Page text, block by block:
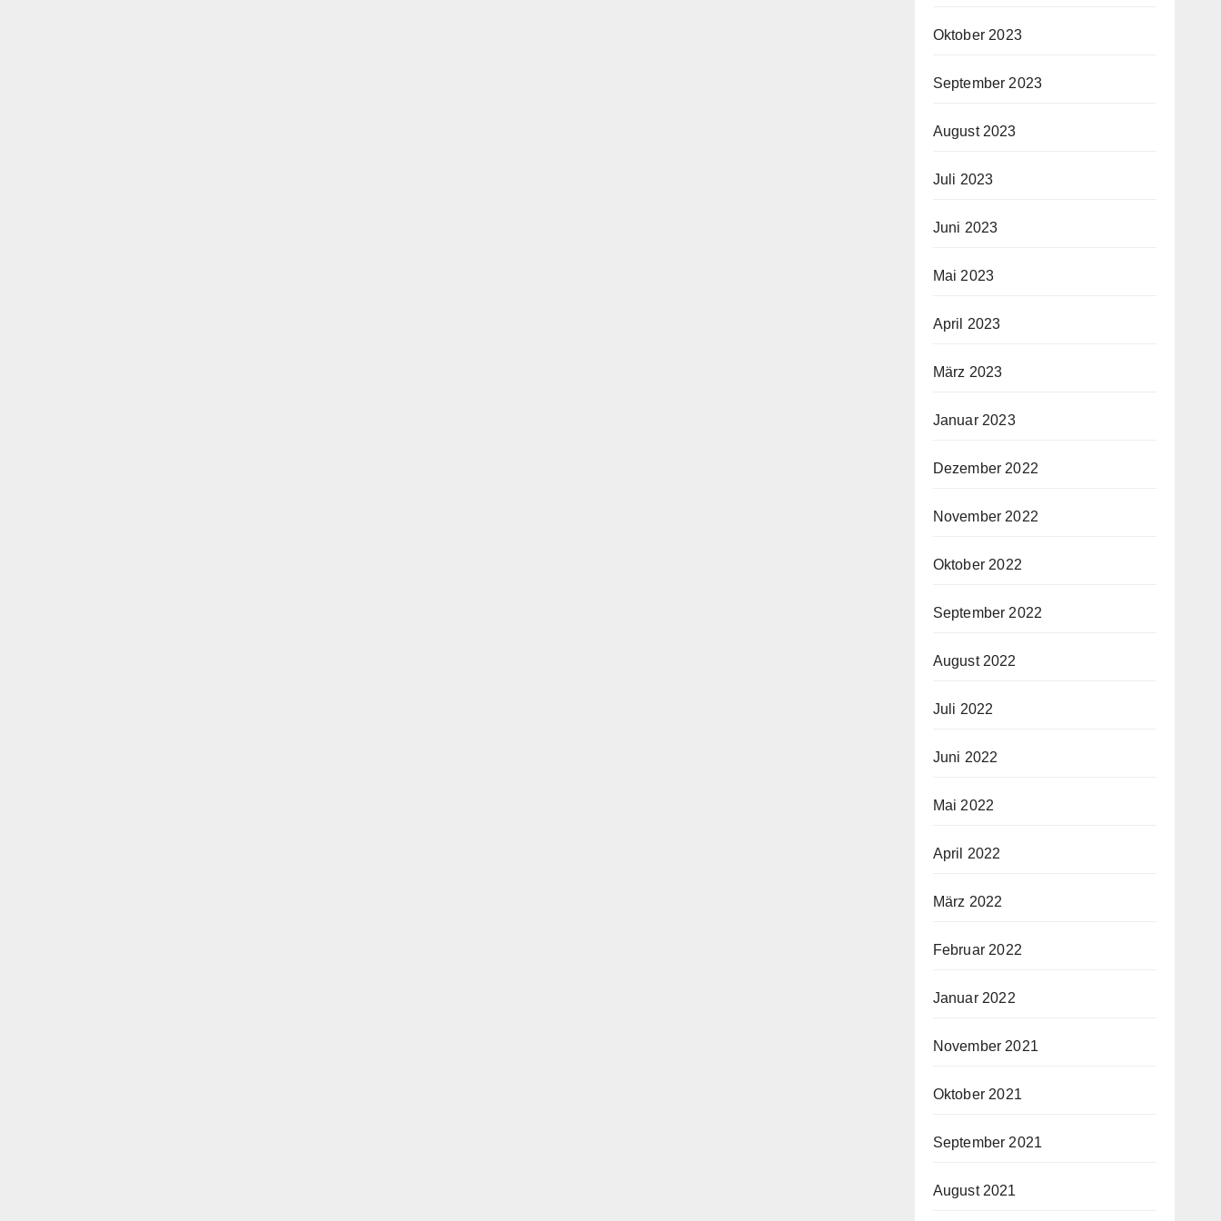
Oktober 2023
September 2023
August 2023
Juli 2023
Juni 2023
Mai 2023
April 2023
März 2023
Januar 2023
Dezember 2022
November 2022
Oktober 2022
September 2022
August 2022
Juli 2022
Juni 2022
Mai 2022
April 2022
März 2022
Februar 2022
Januar 2022
November 2021
Oktober 2021
September 2021
August 2021